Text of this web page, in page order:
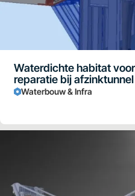
Waterdichte habitat
reparatie bij
Waterbouw & Infra